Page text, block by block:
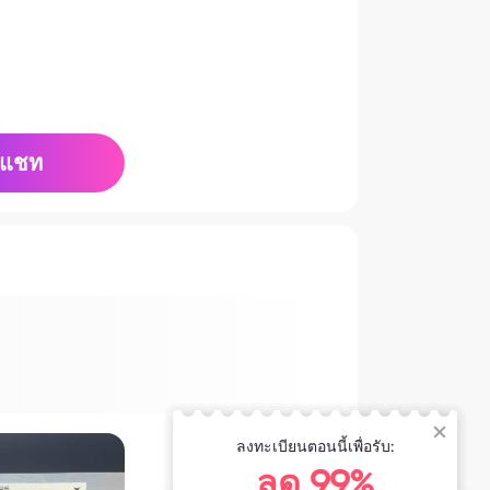
ชท
ลงทะเบียนตอนนี้เพื่อรับ: